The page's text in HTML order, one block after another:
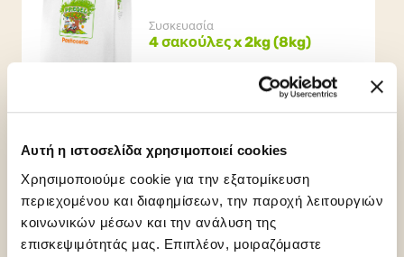
Αυτή η ιστοσελίδα χρησιμοποιεί cookies
Χρησιμοποιούμε cookie για την εξατομίκευση
περιεχομένου και διαφημίσεων, την παροχή λειτουργιών
κοινωνικών μέσων και την ανάλυση της
επισκεψιμότητάς μας. Επιπλέον, μοιραζόμαστε
Συσκευασία
4 σακούλες x 2kg (8kg)